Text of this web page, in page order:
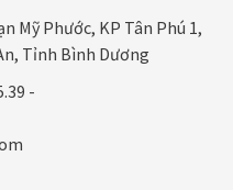
Mỹ Phước, KP Tân Phú 1,
Tỉnh Bình Dương
-